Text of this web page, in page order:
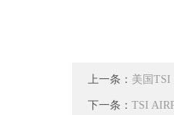
上一条： 美国TSI
下一条： TSI